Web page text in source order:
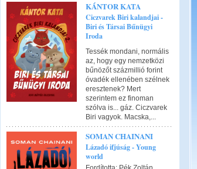
KÁNTOR KATA
Ciczvarek Biri kalandjai -
Biri és Társai Bűnügyi
Iroda
Tessék mondani, normális
az, hogy egy nemzetközi
bűnözőt százmillió forint
óvadék ellenében szélnek
eresztenek? Mert
szerintem ez finoman
szólva is... gáz. Ciczvarek
Biri vagyok. Macska,...
SOMAN CHAINANI
Lázadó ifjúság - Young
world